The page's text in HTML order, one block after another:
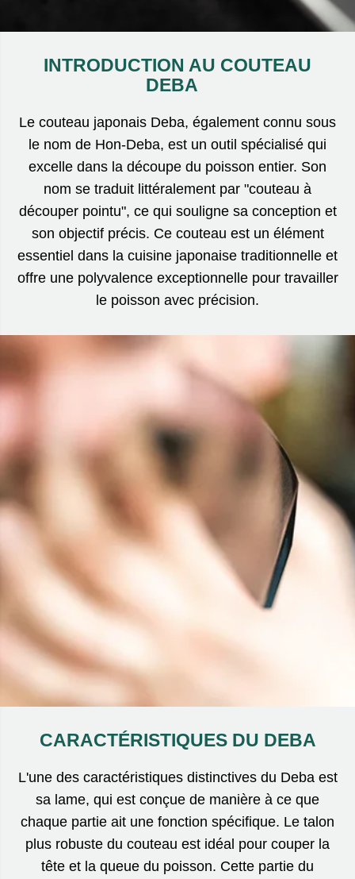
INTRODUCTION AU COUTEAU
DEBA
Le couteau japonais Deba, également connu sous
le nom de Hon-Deba, est un outil spécialisé qui
excelle dans la découpe du poisson entier. Son
nom se traduit littéralement par "couteau à
découper pointu", ce qui souligne sa conception et
son objectif précis. Ce couteau est un élément
essentiel dans la cuisine japonaise traditionnelle et
offre une polyvalence exceptionnelle pour travailler
le poisson avec précision.
CARACTÉRISTIQUES DU DEBA
L'une des caractéristiques distinctives du Deba est
sa lame, qui est conçue de manière à ce que
chaque partie ait une fonction spécifique. Le talon
plus robuste du couteau est idéal pour couper la
tête et la queue du poisson. Cette partie du